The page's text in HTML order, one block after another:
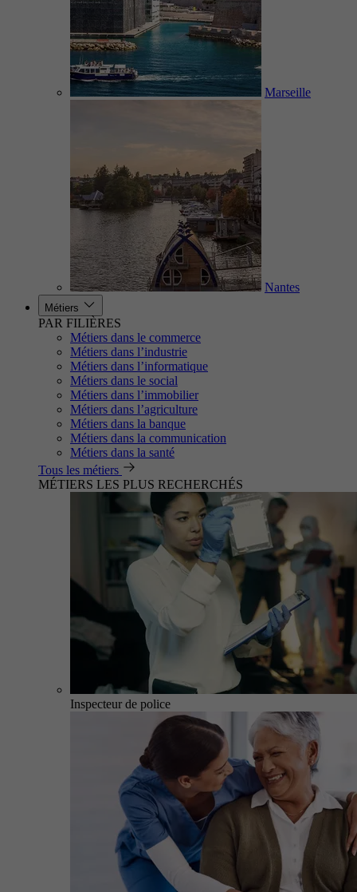
Marseille
Nantes
Métiers
PAR FILIÈRES
Métiers dans le commerce
Métiers dans l’industrie
Métiers dans l’informatique
Métiers dans le social
Métiers dans l’immobilier
Métiers dans l’agriculture
Métiers dans la banque
Métiers dans la communication
Métiers dans la santé
Tous les métiers
MÉTIERS LES PLUS RECHERCHÉS
Inspecteur de police